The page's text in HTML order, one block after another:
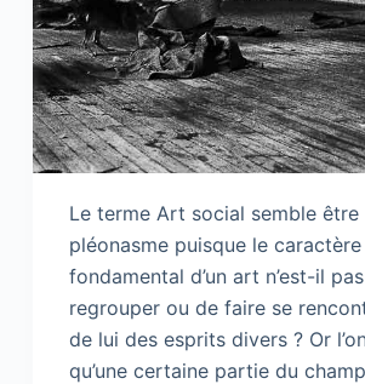
Le terme Art social semble être
pléonasme puisque le caractère
fondamental d’un art n’est-il
regrouper ou de faire se
de lui des esprits divers ? Or
qu’une certaine partie du